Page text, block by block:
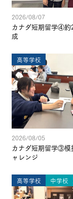
2026/08/07
カナダ短期留学④約
成
高等学校
2026/08/05
カナダ短期留学③模
ャレンジ
高等学校 中学校